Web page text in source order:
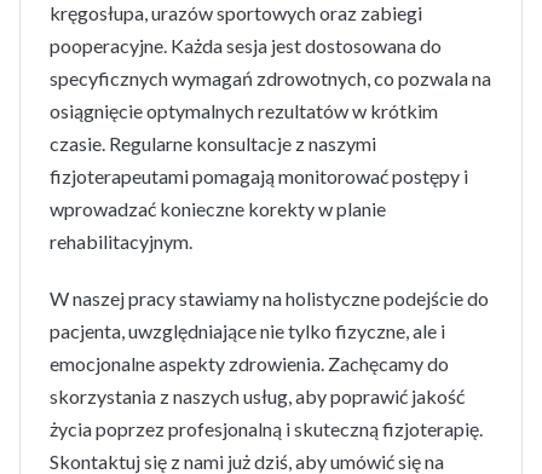
kręgosłupa, urazów sportowych oraz zabiegi
pooperacyjne. Każda sesja jest dostosowana do
specyficznych wymagań zdrowotnych, co pozwala na
osiągnięcie optymalnych rezultatów w krótkim
czasie. Regularne konsultacje z naszymi
fizjoterapeutami pomagają monitorować postępy i
wprowadzać konieczne korekty w planie
rehabilitacyjnym.
W naszej pracy stawiamy na holistyczne podejście do
pacjenta, uwzględniające nie tylko fizyczne, ale i
emocjonalne aspekty zdrowienia. Zachęcamy do
skorzystania z naszych usług, aby poprawić jakość
życia poprzez profesjonalną i skuteczną fizjoterapię.
Skontaktuj się z nami już dziś, aby umówić się na